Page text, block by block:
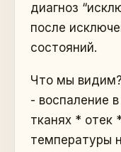
диагноз
после
состояний.
Что мы видим?
- воспаление
тканях * отек
температуры